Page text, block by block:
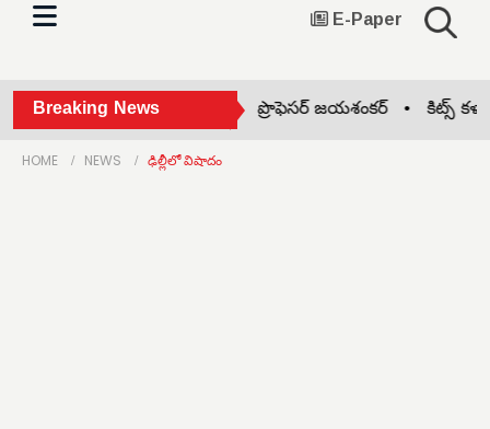
E-Paper
Breaking News
రాష్ట్ర సాధన సిద్ధాంతకర్త ప్రొఫెసర్ జయశంకర్ •కిట్స్ కళాశాలలో
HOME NEWS ఢిల్లీలో విషాదం